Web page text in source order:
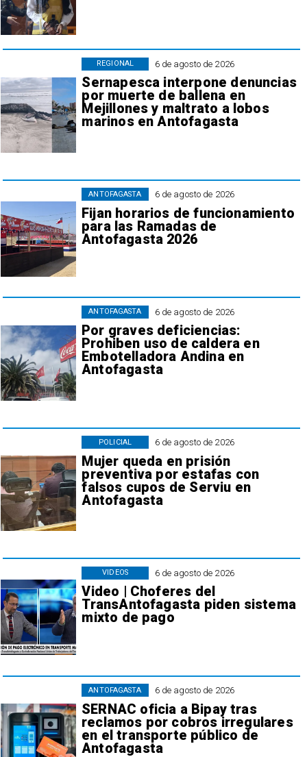
6 de agosto de 2026
Sernapesca interpone denuncias
por muerte de ballena en
Mejillones y maltrato a lobos
marinos en Antofagasta
REGIONAL
6 de agosto de 2026
Fijan horarios de funcionamiento
para las Ramadas de
Antofagasta 2026
ANTOFAGASTA
6 de agosto de 2026
Por graves deficiencias:
Prohiben uso de caldera en
Embotelladora Andina en
Antofagasta
ANTOFAGASTA
6 de agosto de 2026
Mujer queda en prisión
preventiva por estafas con
falsos cupos de Serviu en
Antofagasta
POLICIAL
6 de agosto de 2026
Video | Choferes del
TransAntofagasta piden sistema
mixto de pago
VIDEOS
6 de agosto de 2026
SERNAC oficia a Bipay tras
reclamos por cobros irregulares
en el transporte público de
Antofagasta
ANTOFAGASTA